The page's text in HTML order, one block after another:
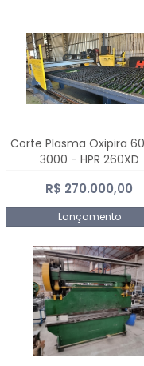
Corte Plasma Oxipira
3000 - HPR 260XD
R$ 270.000,00
Lançamento